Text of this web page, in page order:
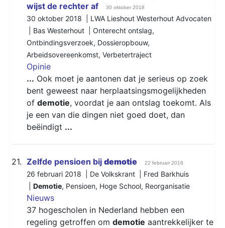
wijst de rechter af
30 oktober 2018
30 oktober 2018 | LWA Lieshout Westerhout Advocaten
| Bas Westerhout | Onterecht ontslag,
Ontbindingsverzoek, Dossieropbouw,
Arbeidsovereenkomst, Verbetertraject
Opinie
... Ook moet je aantonen dat je serieus op zoek
bent geweest naar herplaatsingsmogelijkheden
of demotie, voordat je aan ontslag toekomt. Als
je een van die dingen niet goed doet, dan
beëindigt ...
21. Zelfde pensioen bij demotie 22 februari 2018
26 februari 2018 | De Volkskrant | Fred Barkhuis
Demotie, Pensioen, Hoge School, Reorganisatie
Nieuws
37 hogescholen in Nederland hebben een
regeling getroffen om demotie aantrekkelijker te